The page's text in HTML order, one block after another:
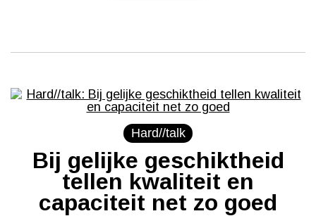
Hard//talk
Bij gelijke geschiktheid
tellen kwaliteit en
capaciteit net zo goed